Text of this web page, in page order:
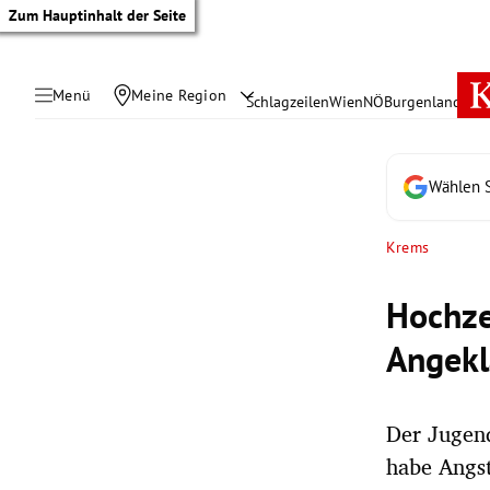
Zum Hauptinhalt der Seite
Menü Meine Region SchlagzeilenWienNÖBurgenland
Wählen
Krems
Der
habe